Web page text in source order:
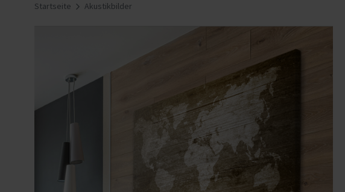
Startseite Akustikbilder